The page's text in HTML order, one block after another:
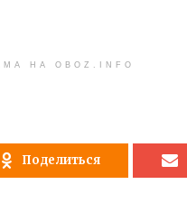
НА OBOZ.INFO
Поделиться